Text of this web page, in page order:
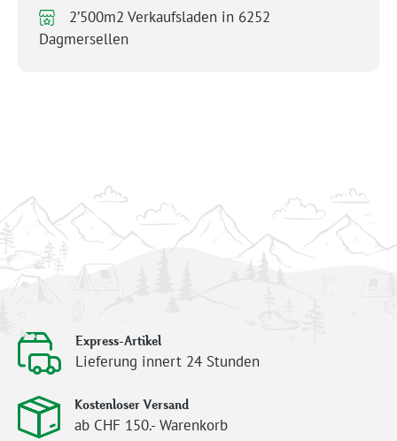
2’500m2 Verkaufsladen in 6252
Dagmersellen
Express-Artikel
Lieferung innert 24 Stunden
Kostenloser Versand
ab CHF 150.- Warenkorb